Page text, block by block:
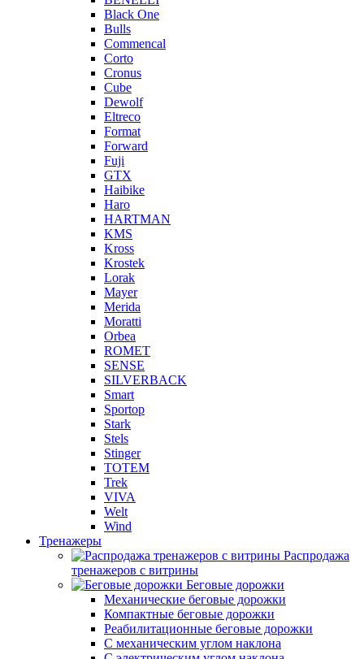
Black One
Bulls
Commencal
Corto
Cronus
Cube
Dewolf
Eltreco
Format
Forward
Fuji
GTX
Haibike
Haro
HARTMAN
KMS
Kross
Krostek
Lorak
Mayer
Merida
Moratti
Orbea
ROMET
SENSE
SILVERBACK
Smart
Sportop
Stark
Stels
Stinger
TOTEM
Trek
VIVA
Welt
Wind
Тренажеры
Распродажа
тренажеров с витрины
Беговые дорожки
Механические беговые дорожки
Компактные беговые дорожки
Реабилитационные беговые дорожки
С механическим углом наклона